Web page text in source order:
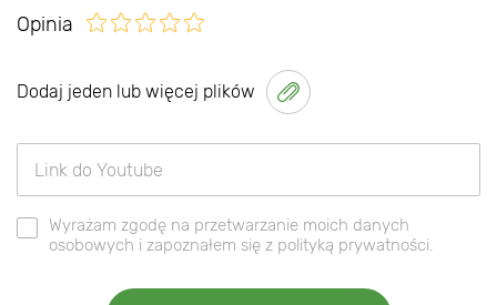
Opinia
Dodaj jeden lub więcej plików
Wyrażam zgodę na przetwarzanie moich danych
osobowych i zapoznałem się z polityką prywatności.